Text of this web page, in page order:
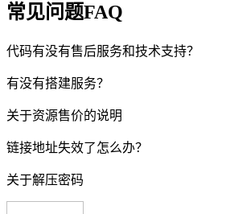
常见问题FAQ
代码有没有售后服务和技术支持？
有没有搭建服务？
关于资源售价的说明
链接地址失效了怎么办？
关于解压密码